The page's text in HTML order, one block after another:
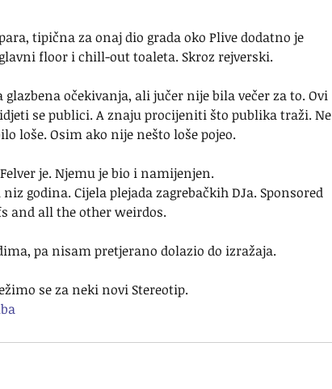
tipična za onaj dio grada oko Plive dodatno je
floor i chill-out toaleta. Skroz rejverski.
očekivanja, ali jučer nije bila večer za to. Ovi
se publici. A znaju procijeniti što publika traži. Ne
loše. Osim ako nije nešto loše pojeo.
je. Njemu je bio i namijenjen.
godina. Cijela plejada zagrebačkih DJa. Sponsored
and all the other weirdos.
pa nisam pretjerano dolazio do izražaja.
se za neki novi Stereotip.